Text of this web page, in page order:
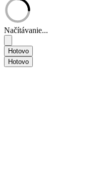
Načítávanie...
Hotovo
Hotovo